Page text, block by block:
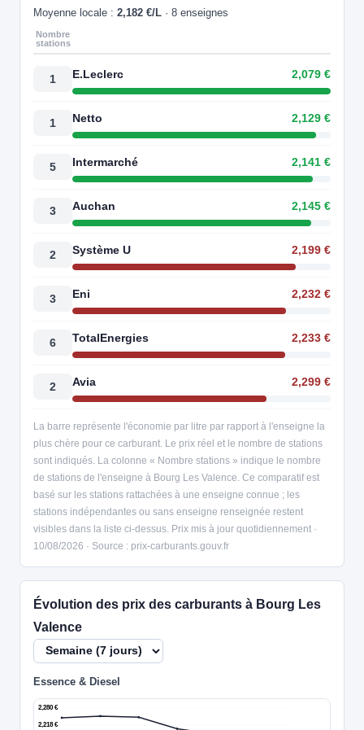
Moyenne locale : 2,182 €/L · 8 enseignes
Nombre
stations
1 E.Leclerc 2,079 €
1 Netto 2,129 €
5 Intermarché 2,141 €
3 Auchan 2,145 €
2 Système U 2,199 €
3 Eni 2,232 €
6 TotalEnergies 2,233 €
2 Avia 2,299 €
La barre représente l'économie par litre par rapport à l'enseigne la
plus chère pour ce carburant. Le prix réel et le nombre de stations
sont indiqués. La colonne « Nombre stations » indique le nombre
de stations de l'enseigne à Bourg Les Valence. Ce comparatif est
basé sur les stations rattachées à une enseigne connue ; les
stations indépendantes ou sans enseigne renseignée restent
visibles dans la liste ci-dessus. Prix mis à jour quotidiennement ·
10/08/2026 · Source : prix-carburants.gouv.fr
Évolution des prix des carburants à Bourg Les
Valence
Essence & Diesel
2,218 €
2,280 €